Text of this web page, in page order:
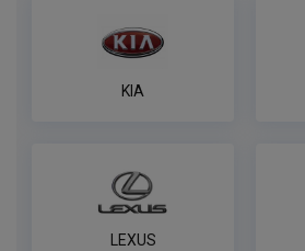
ПОД ЗАКАЗ ОТ 14 ДНЕЙ
по запросу
KIA
LEXUS